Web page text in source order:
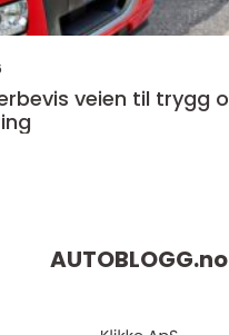
trygg og effektiv
AUTOBLOGG.no